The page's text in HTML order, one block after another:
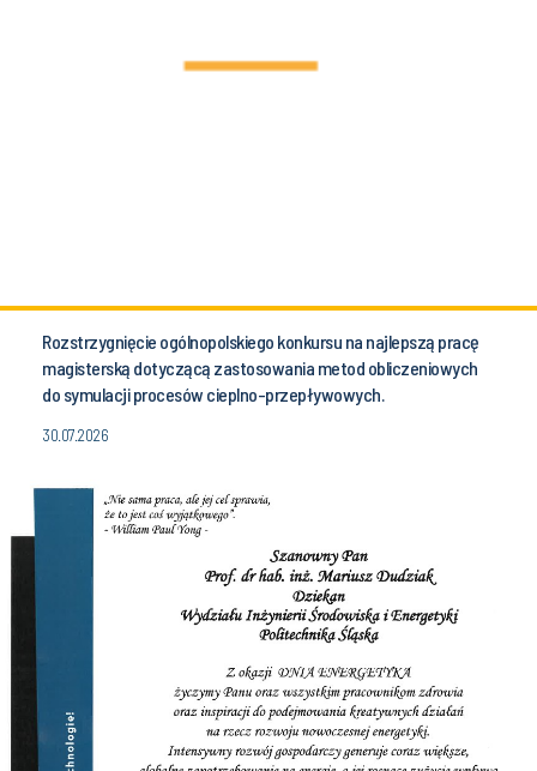
Rozstrzygnięcie ogólnopolskiego konkursu na najlepszą pracę
magisterską dotyczącą zastosowania metod obliczeniowych
do symulacji procesów cieplno-przepływowych.
30.07.2026